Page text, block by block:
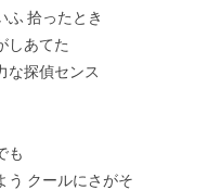
ふ 拾ったとき
しあてた
な探偵センス
も
う クールにさがそ